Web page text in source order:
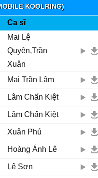
KOOLRING)
Ca sĩ
Mai Lệ
Quyên,Trần
Xuân
Mai Trần Lâm
Lâm Chấn Kiệt
Lâm Chấn Kiệt
Xuân Phú
Hoàng Ánh Lê
Lê Sơn